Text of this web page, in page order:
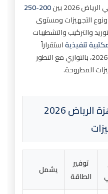
2026 بين
200-250
التجهيزات ومستوى
والتركيب والتشطيبات
تنفيذيةاستقراراً
ملحوظاً في السوق المحلي لعام 2026، بالتوازي مع التطور
المطروحة.
أسعار غرف مكاتب جاهزة الرياض 2026
توفير
الطاقة
يشمل